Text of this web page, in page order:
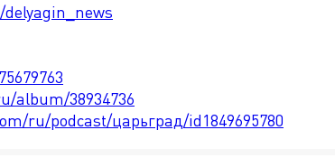
album/38934736
ru/podcast/царьград/id1849695780